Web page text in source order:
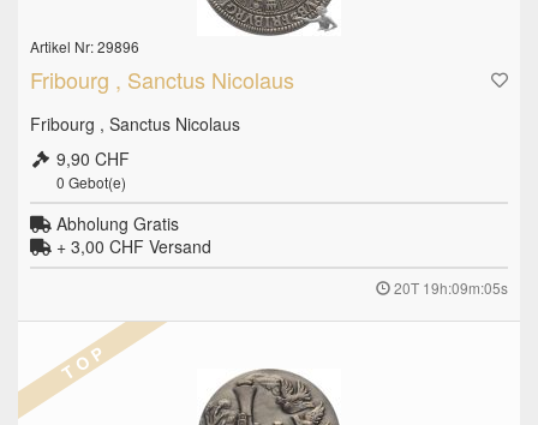
Artikel Nr: 29896
Fribourg , Sanctus Nicolaus
Fribourg , Sanctus Nicolaus
9,90 CHF
0 Gebot(e)
Abholung Gratis
+ 3,00 CHF Versand
20T 19h:09m:04s
T O P